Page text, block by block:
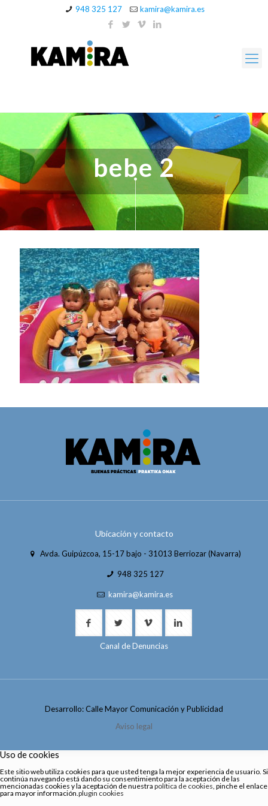
948 325 127 kamira@kamira.es
bebe 2
Ubicación y contacto
Avda. Guipúzcoa, 15-17 bajo - 31013 Berriozar (Navarra)
948 325 127
kamira@kamira.es
Canal de Denuncias
Desarrollo: Calle Mayor Comunicación y Publicidad
Aviso legal
Uso de cookies
Este sitio web utiliza cookies para que usted tenga la mejor experiencia de usuario. Si
continúa navegando está dando su consentimiento para la aceptación de las
mencionadas cookies y la aceptación de nuestra política de cookies, pinche el enlace
para mayor información.plugin cookies